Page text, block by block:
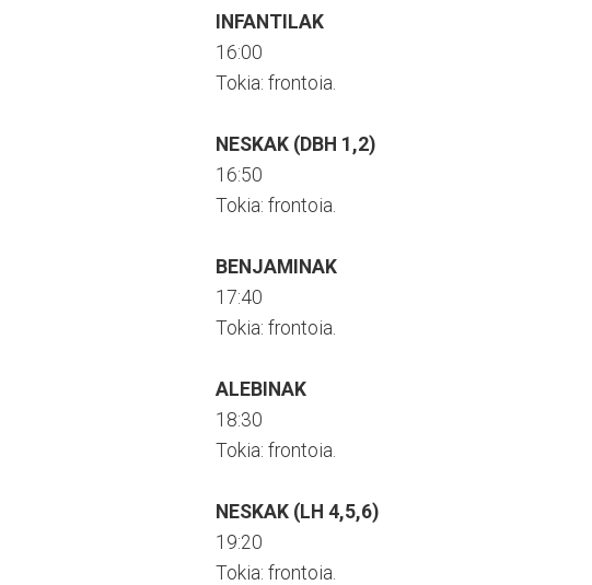
INFANTILAK
16:00
Tokia: frontoia.
NESKAK (DBH 1,2)
16:50
Tokia: frontoia.
BENJAMINAK
17:40
Tokia: frontoia.
ALEBINAK
18:30
Tokia: frontoia.
NESKAK (LH 4,5,6)
19:20
Tokia: frontoia.